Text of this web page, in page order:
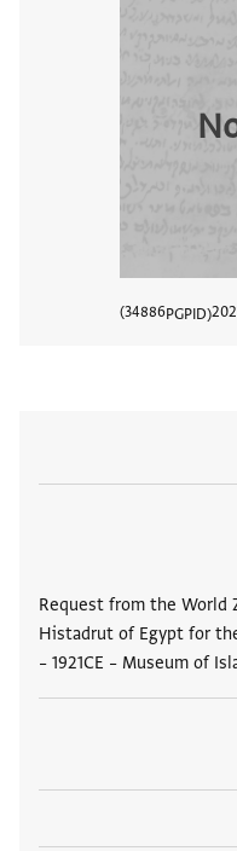
PGPID
34886
Request from the
Histadrut of Egypt for
– 1921CE – Museum of